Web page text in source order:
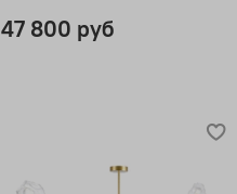
47 800 руб